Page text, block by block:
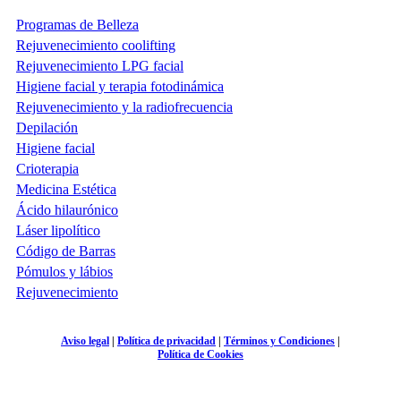
Programas de Belleza
Rejuvenecimiento coolifting
Rejuvenecimiento LPG facial
Higiene facial y terapia fotodinámica
Rejuvenecimiento y la radiofrecuencia
Depilación
Higiene facial
Crioterapia
Medicina Estética
Ácido hilaurónico
Láser lipolítico
Código de Barras
Pómulos y lábios
Rejuvenecimiento
Aviso legal | Política de privacidad | Términos y Condiciones |
Política de Cookies